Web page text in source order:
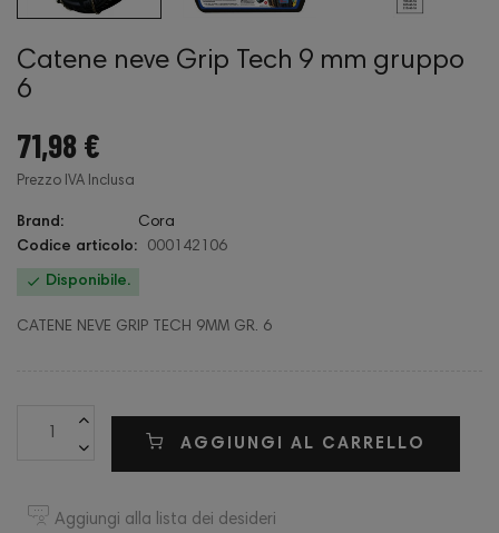
Catene neve Grip Tech 9 mm gruppo
6
71,98 €
Prezzo IVA Inclusa
Brand:
Cora
Codice articolo:
000142106
 Disponibile.
CATENE NEVE GRIP TECH 9MM GR. 6
AGGIUNGI AL CARRELLO
Aggiungi alla lista dei desideri